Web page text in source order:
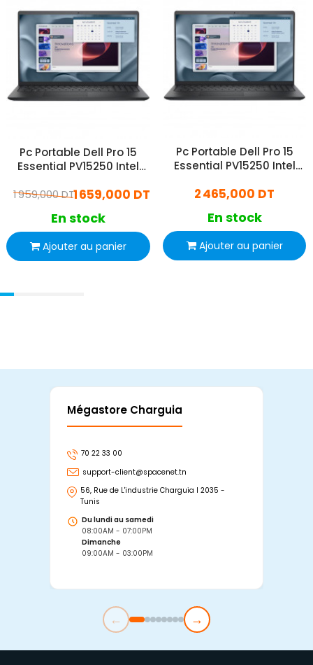
Pc Portable Dell Pro 15
Essential PV15250 Intel
Windows 11 Pro
1 659,000 DT
1 959,000 DT
En stock
Ajouter au panier
Pc Portable Dell Pro 15
Essential PV15250 Intel
SSD
2 465,000 DT
En stock
Ajouter au panier
Mégastore Charguia
70 22 33 00
support-client@spacenet.tn
56, Rue de L'industrie Charguia I 2035 -
Tunis
Du lundi au samedi
08:00AM - 07:00PM
Dimanche
09:00AM - 03:00PM
← →